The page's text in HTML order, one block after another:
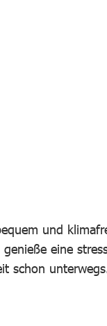
und
eine
schon